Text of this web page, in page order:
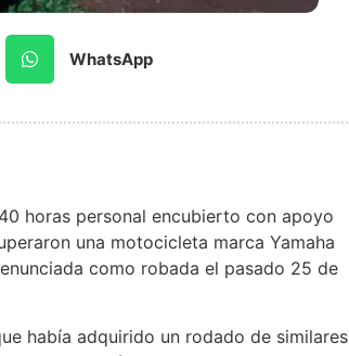
WhatsApp
horas personal encubierto con apoyo
una motocicleta marca Yamaha
como robada el pasado 25 de
había adquirido un rodado de similares